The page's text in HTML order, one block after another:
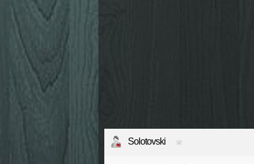
Solotovski